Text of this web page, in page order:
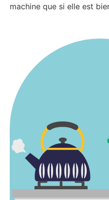
machine que si elle est